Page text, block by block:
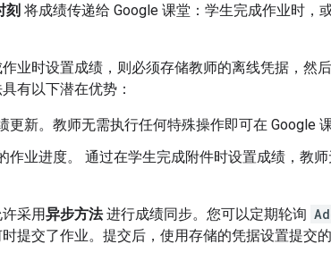
刻 将成绩传递给 Google 课堂：学生完成作业时，
业时设置成绩，则必须存储教师的离线凭据，然
有以下潜在优势：
更新。教师无需执行任何特殊操作即可在 Google
作业进度。 通过在学生完成附件时设置成绩，教
采用异步方法进行成绩同步。您可以定期轮询
提交了作业。提交后，使用存储的凭据设置提交的